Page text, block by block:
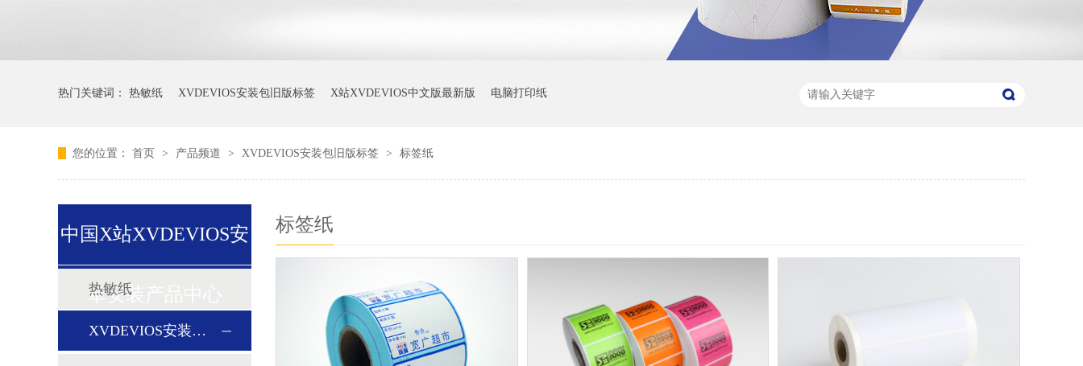
热门关键词： 热敏纸 XVDEVIOS安装包旧版标签 X站XVDEVIOS中文版最新版 电脑打印纸
您的位置： 首页 > 产品频道 > XVDEVIOS安装包旧版标签 > 标签纸
中国X站XVDEVIOS安
卓安装产品中心
热敏纸
XVDEVIOS安装包旧版标签
标签纸